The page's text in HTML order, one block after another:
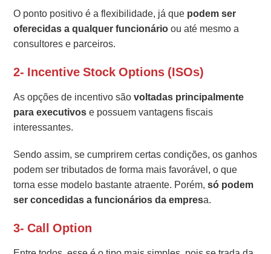
O ponto positivo é a flexibilidade, já que podem ser
oferecidas a qualquer funcionárioou até mesmo a
consultores e parceiros.
2- Incentive Stock Options (ISOs)
As opções de incentivo sãovoltadas principalmente
para executivose possuem vantagens fiscais
interessantes.
Sendo assim, se cumprirem certas condições, os ganhos
podem ser tributados de forma mais favorável, o que
torna esse modelo bastante atraente. Porém,só podem
ser concedidas a funcionários da empresa.
3- Call Option